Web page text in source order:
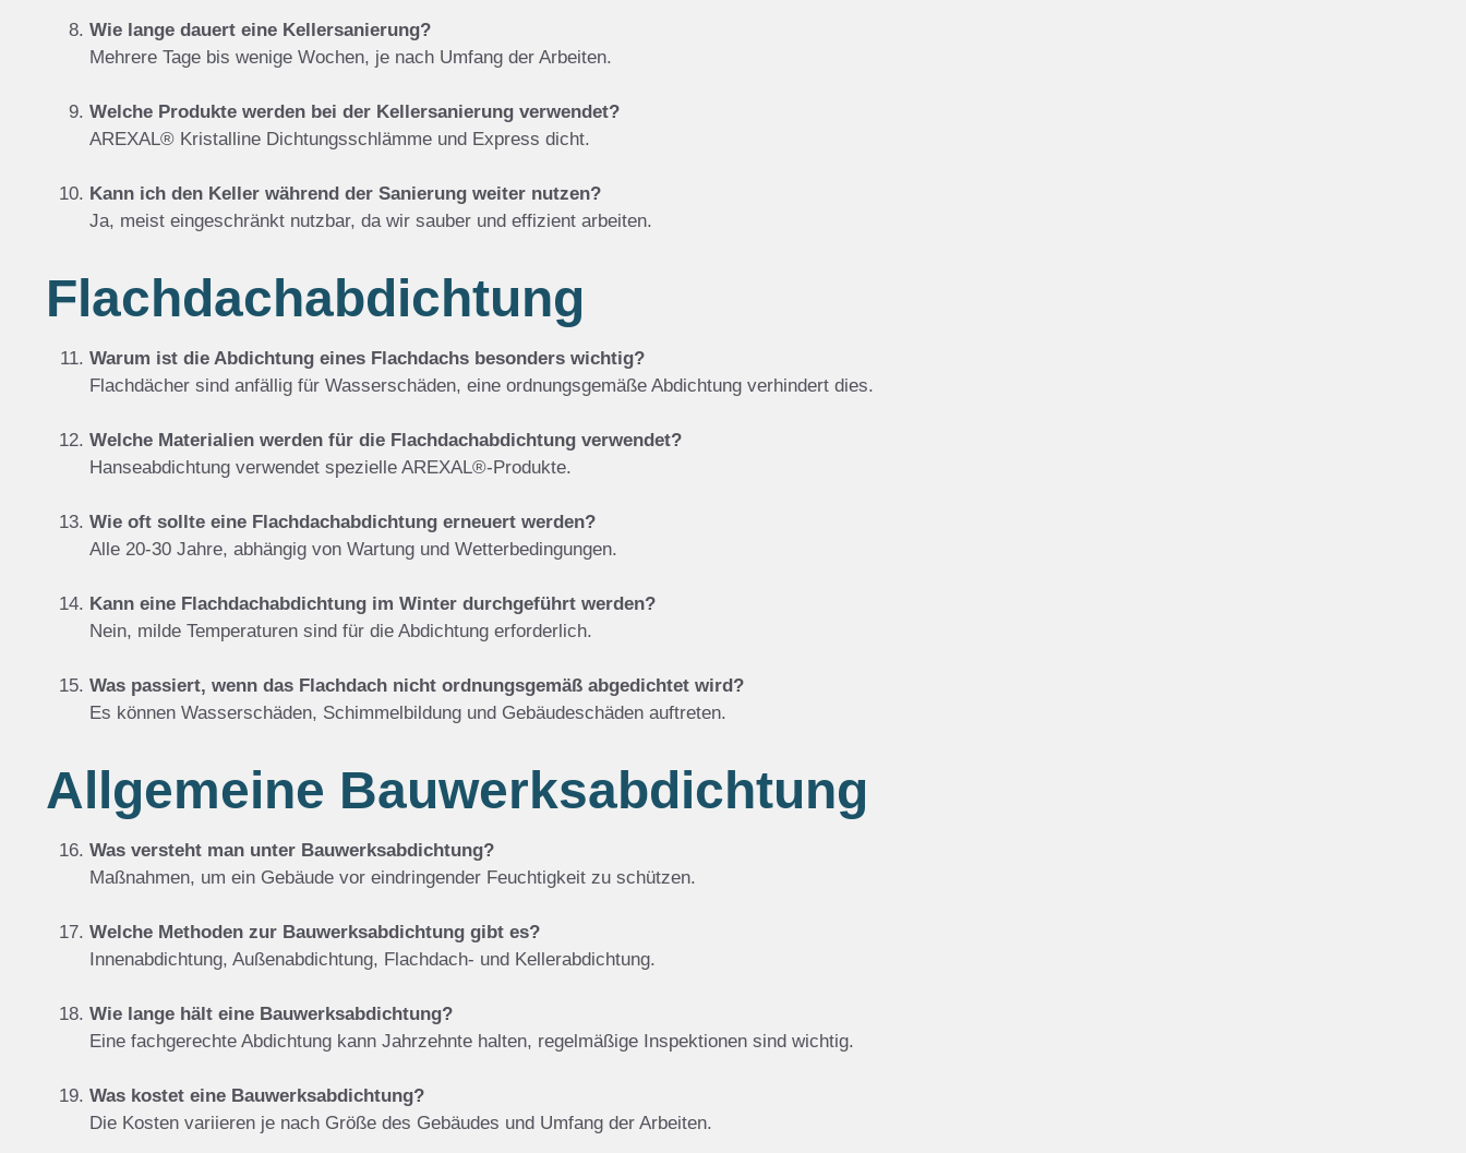
Wie lange dauert eine Kellersanierung?
Mehrere Tage bis wenige Wochen, je nach Umfang der Arbeiten.
Welche Produkte werden bei der Kellersanierung verwendet?
AREXAL® Kristalline Dichtungsschlämme und Express dicht.
Kann ich den Keller während der Sanierung weiter nutzen?
Ja, meist eingeschränkt nutzbar, da wir sauber und effizient arbeiten.
Flachdachabdichtung
Warum ist die Abdichtung eines Flachdachs besonders wichtig?
Flachdächer sind anfällig für Wasserschäden, eine ordnungsgemäße Abdichtung verhindert dies.
Welche Materialien werden für die Flachdachabdichtung verwendet?
Hanseabdichtung verwendet spezielle AREXAL®-Produkte.
Wie oft sollte eine Flachdachabdichtung erneuert werden?
Alle 20-30 Jahre, abhängig von Wartung und Wetterbedingungen.
Kann eine Flachdachabdichtung im Winter durchgeführt werden?
Nein, milde Temperaturen sind für die Abdichtung erforderlich.
Was passiert, wenn das Flachdach nicht ordnungsgemäß abgedichtet wird?
Es können Wasserschäden, Schimmelbildung und Gebäudeschäden auftreten.
Allgemeine Bauwerksabdichtung
Was versteht man unter Bauwerksabdichtung?
Maßnahmen, um ein Gebäude vor eindringender Feuchtigkeit zu schützen.
Welche Methoden zur Bauwerksabdichtung gibt es?
Innenabdichtung, Außenabdichtung, Flachdach- und Kellerabdichtung.
Wie lange hält eine Bauwerksabdichtung?
Eine fachgerechte Abdichtung kann Jahrzehnte halten, regelmäßige Inspektionen sind wichtig.
Was kostet eine Bauwerksabdichtung?
Die Kosten variieren je nach Größe des Gebäudes und Umfang der Arbeiten.